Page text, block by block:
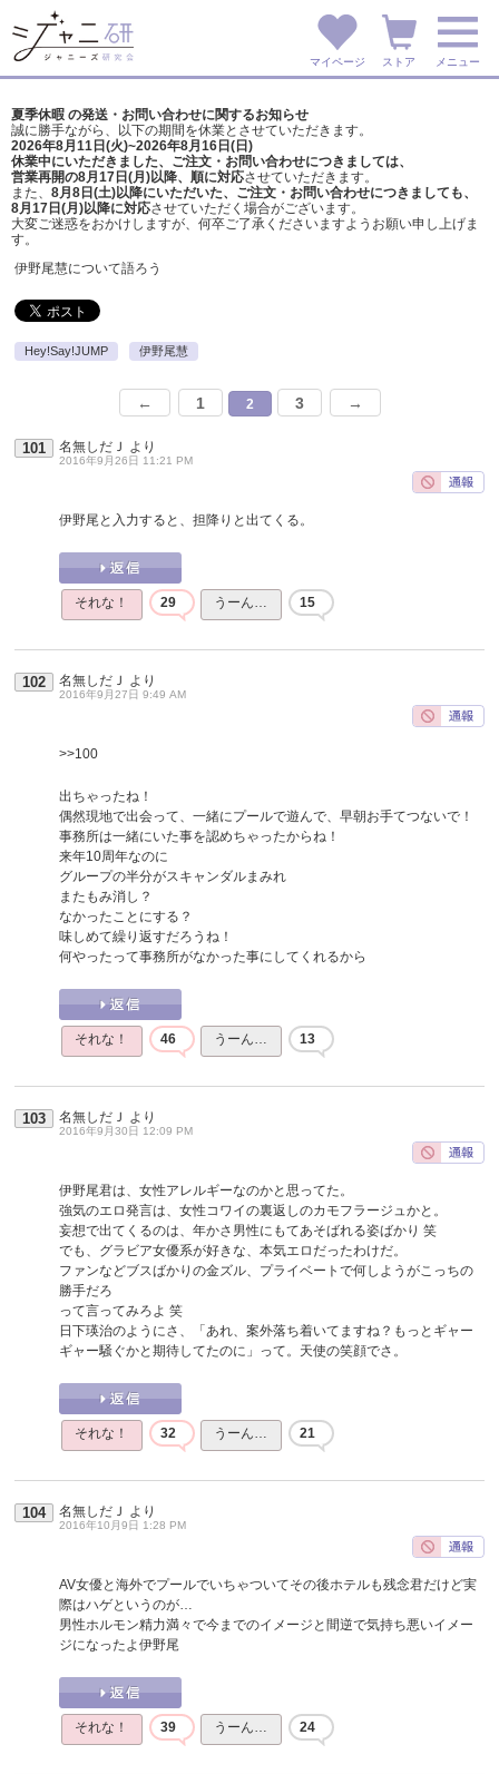
マイページ ストア メニュー
夏季休暇 の発送・お問い合わせに関するお知らせ
誠に勝手ながら、以下の期間を休業とさせていただきます。
2026年8月11日(火)~2026年8月16日(日)
休業中にいただきました、ご注文・お問い合わせにつきましては、
営業再開の8月17日(月)以降、順に対応させていただきます。
また、 8月8日(土)以降にいただいた、ご注文・ お問い合わせにつきましても、
8月17日(月)以降に対応させていただく場合がございます。
大変ご迷惑をおかけしますが、 何卒ご了承くださいますようお願い申し上げま
す。
伊野尾慧について語ろう
Hey!Say!JUMP 伊野尾慧
← 1 2 3 →
101 名無しだＪ より
2016年9月26日 11:21 PM
伊野尾と入力すると、担降りと出てくる。
それな！ 29 うーん… 15
102 名無しだＪ より
2016年9月27日 9:49 AM
>>100
出ちゃったね！
偶然現地で出会って、一緒にプールで遊んで、早朝お手てつないで！
事務所は一緒にいた事を認めちゃったからね！
来年10周年なのに
グループの半分がスキャンダルまみれ
またもみ消し？
なかったことにする？
味しめて繰り返すだろうね！
何やったって事務所がなかった事にしてくれるから
それな！ 46 うーん… 13
103 名無しだＪ より
2016年9月30日 12:09 PM
伊野尾君は、女性アレルギーなのかと思ってた。
強気のエロ発言は、女性コワイの裏返しのカモフラージュかと。
妄想で出てくるのは、年かさ男性にもてあそばれる姿ばかり 笑
でも、グラビア女優系が好きな、本気エロだったわけだ。
ファンなどブスばかりの金ズル、プライベートで何しようがこっちの
勝手だろ
って言ってみろよ 笑
日下瑛治のようにさ、「あれ、案外落ち着いてますね？もっとギャー
ギャー騒ぐかと期待してたのに」って。天使の笑顔でさ。
それな！ 32 うーん… 21
104 名無しだＪ より
2016年10月9日 1:28 PM
AV女優と海外でプールでいちゃついてその後ホテルも残念君だけど実
際はハゲというのが…
男性ホルモン精力満々で今までのイメージと間逆で気持ち悪いイメー
ジになったよ伊野尾
それな！ 39 うーん… 24